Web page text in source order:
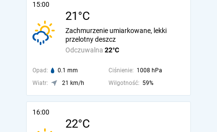
15:00
21°C
Odczuwalna 22°C
Zachmurzenie umiarkowane, lekki
przelotny deszcz
Opad: 0.1 mm Ciśnienie: 1008 hPa
Wiatr:
21 km/h Wilgotność: 59%
16:00
22°C